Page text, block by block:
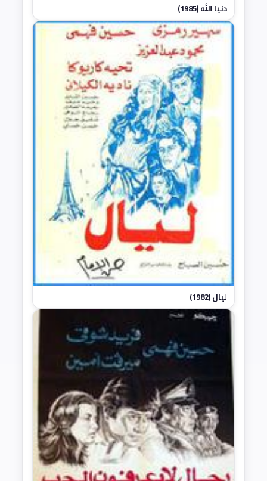
دنيا الله (1985)
ليال (1982)